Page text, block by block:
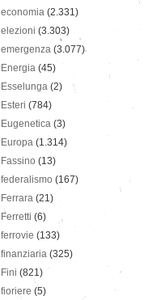
economia (2.331)
elezioni (3.303)
emergenza (3.077)
Energia (45)
Esselunga (2)
Esteri (784)
Eugenetica (3)
Europa (1.314)
Fassino (13)
federalismo (167)
Ferrara (21)
Ferretti (6)
ferrovie (133)
finanziaria (325)
Fini (821)
fioriere (5)